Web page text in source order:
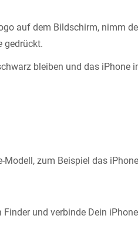
auf dem Bildschirm, nimm
gedrückt.
bleiben und das iPhone
Modell, zum Beispiel das
Finder und verbinde Dein